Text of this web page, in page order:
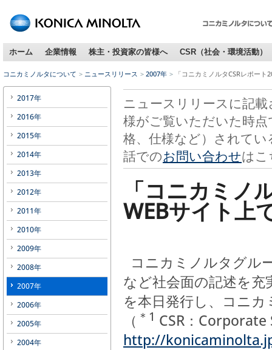
ホーム 企業情報 株主・投資家の皆様へ CSR（社会・環境活動）
コニカミノルタについて ニュースリリース 2007年 「コニカミノルタCSRレポー
ニュースリリースに記
様がご覧いただいた時
格、仕様など）されて
話でのお問い合わせは
「コニカミノ
WEBサイト上
コニカミノルタグル
など社会面の記述を
を本日発行し、コニ
（ ＊1 CSR：
http://
2017年
2016年
2015年
2014年
2013年
2012年
2011年
2010年
2009年
2008年
2007年
2006年
2005年
2004年